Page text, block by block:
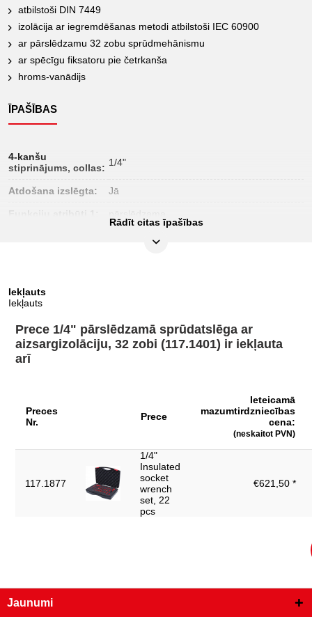
atbilstoši DIN 7449
izolācija ar iegremdēšanas metodi atbilstoši IEC 60900
ar pārslēdzamu 32 zobu sprūdmehānismu
ar spēcīgu fiksatoru pie četrkanša
hroms-vanādijs
ĪPAŠĪBAS
4-kanšu
stiprinājums, collas: 1/4"
Atdošana izslēgta: Jā
Iesaiņojuma garums,
mm:
Iesaiņojuma
platums, mm:
62
sertifikāts:
izolācija ar iegremdēšanas metodi saskaņā
ar DIN EN 60900
kopējais garums L,
zobi:
Rādīt citas īpašības
Iekļauts
Iekļauts
Prece 1/4" pārslēdzamā sprūdatslēga ar
aizsargizolāciju, 32 zobi (117.1401) ir iekļauta
arī
Preces
Nr.
Prece
Ieteicamā
mazumtirdzniecības
cena:
(neskaitot PVN)
117.1877
1/4"
Insulated
socket
wrench
set, 22
pcs
€621,50 *
Jaunumi